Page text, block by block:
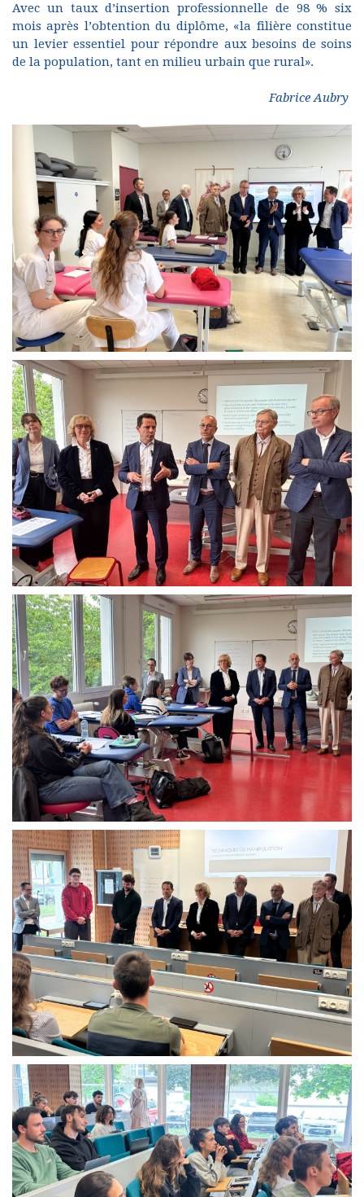
Avec un taux d’insertion professionnelle de 98 % six
mois après l’obtention du diplôme, «la filière constitue
un levier essentiel pour répondre aux besoins de soins
de la population, tant en milieu urbain que rural».
Fabrice Aubry